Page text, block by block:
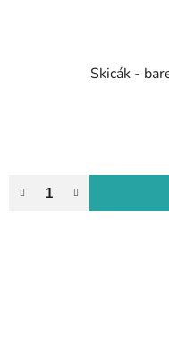
Skicák -